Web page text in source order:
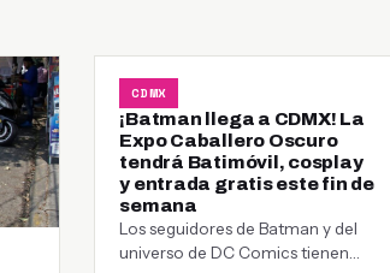
CDMX
¡Batman llega a CDMX! La
Expo Caballero Oscuro
tendrá Batimóvil, cosplay
y entrada gratis este fin de
semana
Los seguidores de Batman y del
universo de DC Comics tienen